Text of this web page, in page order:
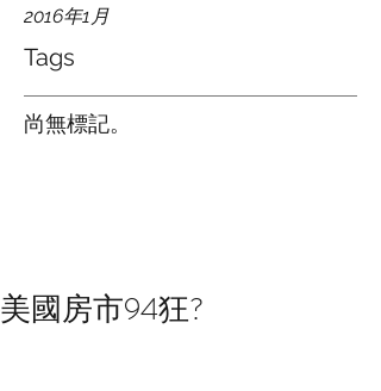
2016年1月
Tags
尚無標記。
美國房市94狂?